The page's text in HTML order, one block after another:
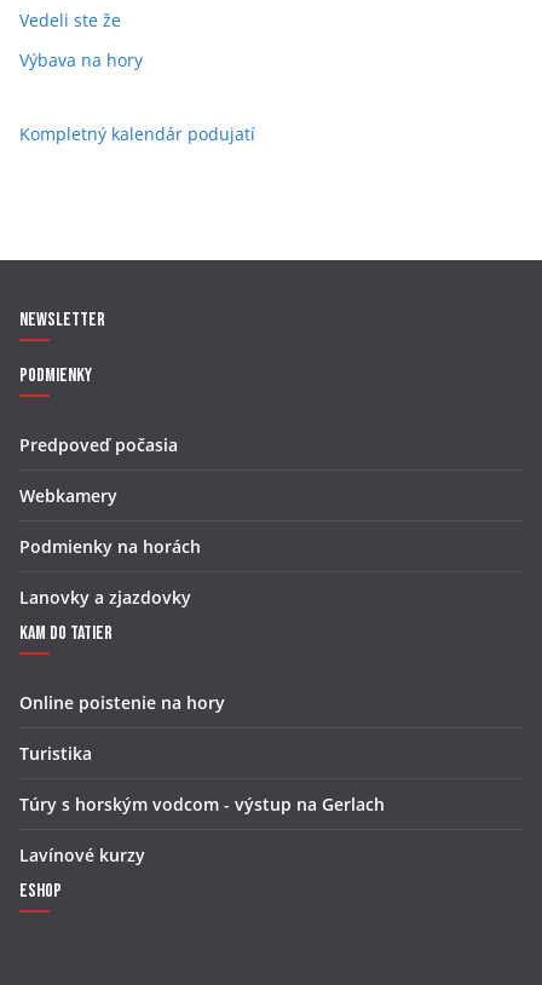
Vedeli ste že
Výbava na hory
Kompletný kalendár podujatí
Newsletter
Podmienky
Predpoveď počasia
Webkamery
Podmienky na horách
Lanovky a zjazdovky
Kam do Tatier
Online poistenie na hory
Turistika
Túry s horským vodcom - výstup na Gerlach
Lavínové kurzy
Eshop